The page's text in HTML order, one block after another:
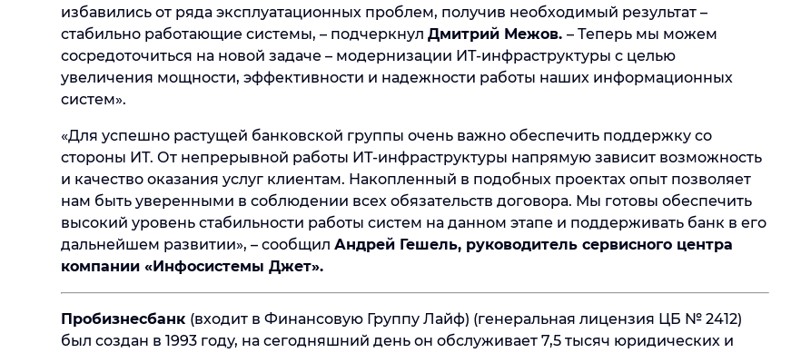
избавились от ряда эксплуатационных проблем, получив необходимый результат –
стабильно работающие системы, – подчеркнул Дмитрий Межов. – Теперь мы можем
сосредоточиться на новой задаче – модернизации ИТ-инфраструктуры с целью
увеличения мощности, эффективности и надежности работы наших информационных
систем».
«Для успешно растущей банковской группы очень важно обеспечить поддержку со
стороны ИТ. От непрерывной работы ИТ-инфраструктуры напрямую зависит возможность
и качество оказания услуг клиентам. Накопленный в подобных проектах опыт позволяет
нам быть уверенными в соблюдении всех обязательств договора. Мы готовы обеспечить
высокий уровень стабильности работы систем на данном этапе и поддерживать банк в его
дальнейшем развитии», – сообщил Андрей Гешель, руководитель сервисного центра
компании «Инфосистемы Джет».
Пробизнесбанк (входит в Финансовую Группу Лайф) (генеральная лицензия ЦБ № 2412)
был создан в 1993 году, на сегодняшний день он обслуживает 7,5 тысяч юридических и